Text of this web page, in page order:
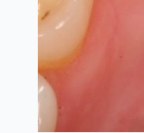
Không chải răng quá
thao tác nhẹ nhàng
được làm sạch.
Trong trường hợp
kèm theo sưng đau
nha sĩ để được kê